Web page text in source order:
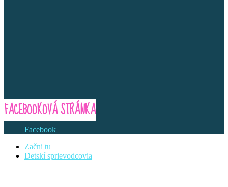
FACEBOOKOVÁ STRÁNKA
Facebook
Začni tu
Detskí sprievodcovia